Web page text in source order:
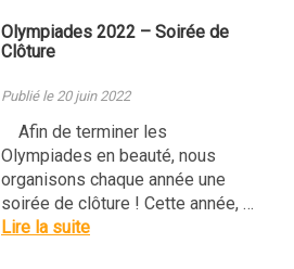
Olympiades 2022 – Soirée de
Clôture
Publié le 20 juin 2022
Afin de terminer les
Olympiades en beauté, nous
organisons chaque année une
soirée de clôture ! Cette année, …
Lire la suite